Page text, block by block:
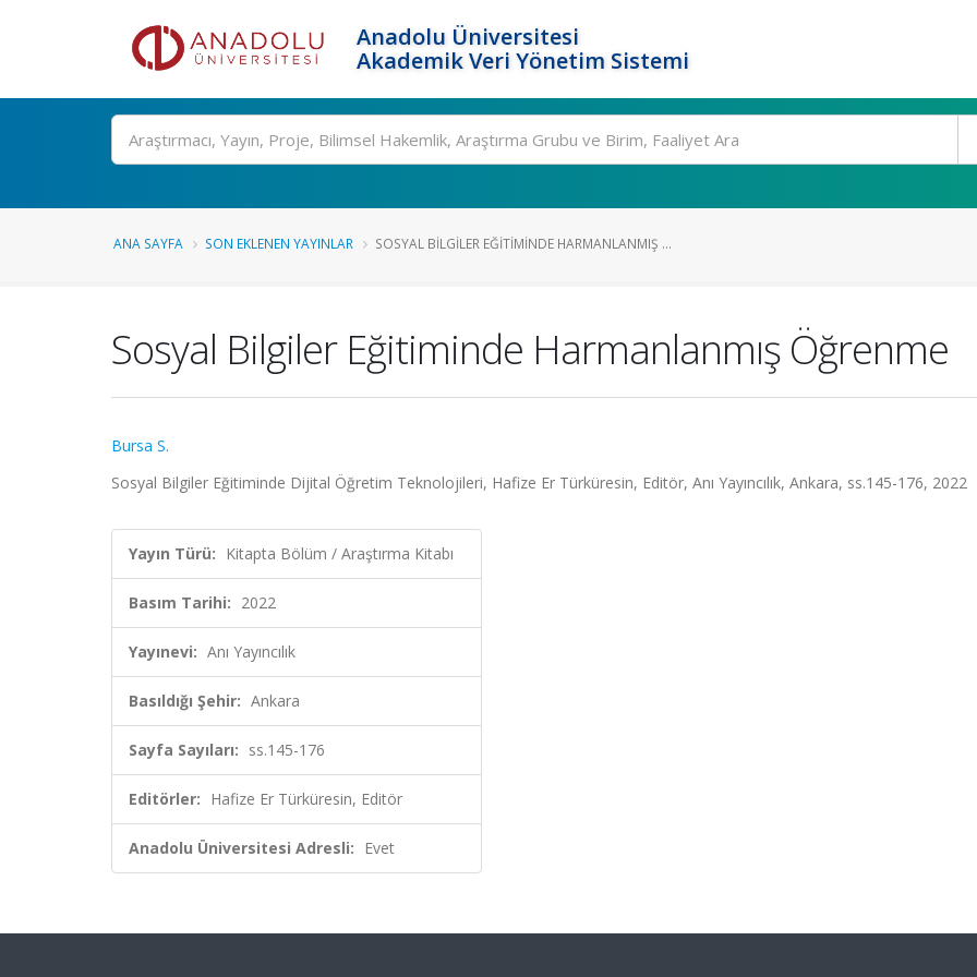
Anadolu Üniversitesi
Akademik Veri Yönetim Sistemi
Ara
ANA SAYFA SON EKLENEN YAYINLAR SOSYAL BILGILER EĞITIMINDE HARMANLANMIŞ ...
Sosyal Bilgiler Eğitiminde Harmanlanmış Öğrenme
Bursa S.
Sosyal Bilgiler Eğitiminde Dijital Öğretim Teknolojileri, Hafize Er Türküresin, Editör, Anı Yayıncılık, Ankara, ss.145-176, 2022
Yayın Türü: Kitapta Bölüm / Araştırma Kitabı
Basım Tarihi: 2022
Yayınevi: Anı Yayıncılık
Basıldığı Şehir: Ankara
Sayfa Sayıları: ss.145-176
Editörler: Hafize Er Türküresin, Editör
Anadolu Üniversitesi Adresli: Evet